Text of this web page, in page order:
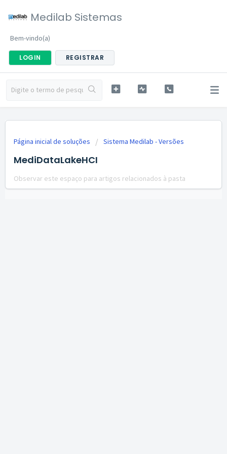
Medilab Sistemas
Bem-vindo(a)
LOGIN REGISTRAR
Página inicial de soluções Sistema Medilab - Versões
MediDataLakeHCI
Observar este espaço para artigos relacionados à pasta